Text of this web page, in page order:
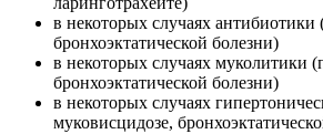
в некоторых случаях антибиотики
бронхоэктатической болезни)
в некоторых случаях муколитики
бронхоэктатической болезни)
в некоторых случаях
муковисцидозе,